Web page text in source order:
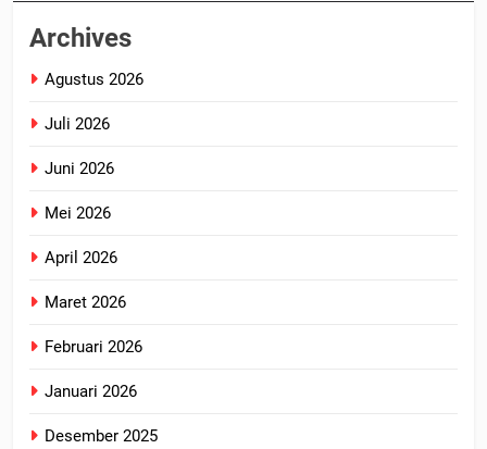
Archives
Agustus 2026
Juli 2026
Juni 2026
Mei 2026
April 2026
Maret 2026
Februari 2026
Januari 2026
Desember 2025